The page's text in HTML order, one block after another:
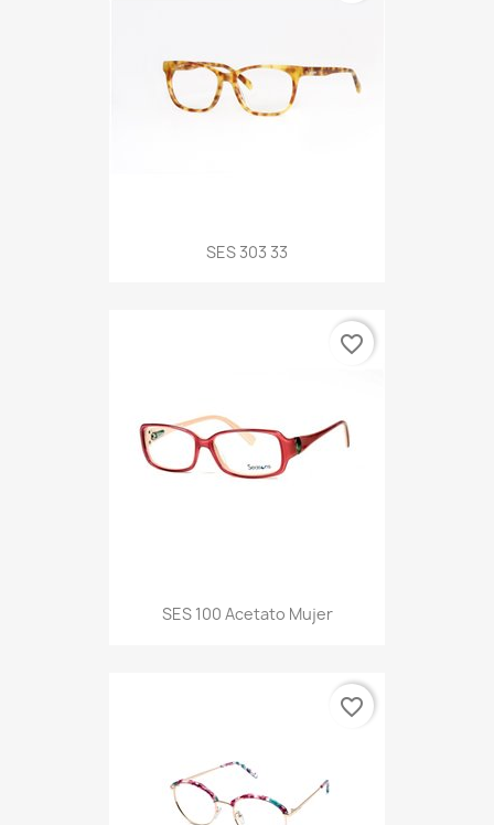
SES 303 33
SES 100 Acetato Mujer
favorite_border
favorite_border